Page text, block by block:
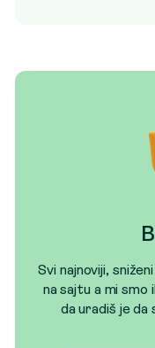
Svi najnoviji,
na sajtu a mi
da uradiš je da